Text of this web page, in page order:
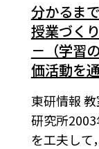
分かるま
授業づく
－（学習
価活動を通
東研情報
研究所
を工夫して